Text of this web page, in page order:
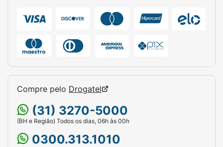
Linha:
Cover Up 2.0.
Produto:Corretivo Líquido Facial.
Efeito:Matte / Alta Cobertura.
Volume Líquido:6 ml.
Indicação:Todos os tipos de pele.
Compre pelo Drogatel
(31) 3270-5000
(BH e Região) Todos os dias, 06h às 00h
0300.313.1010